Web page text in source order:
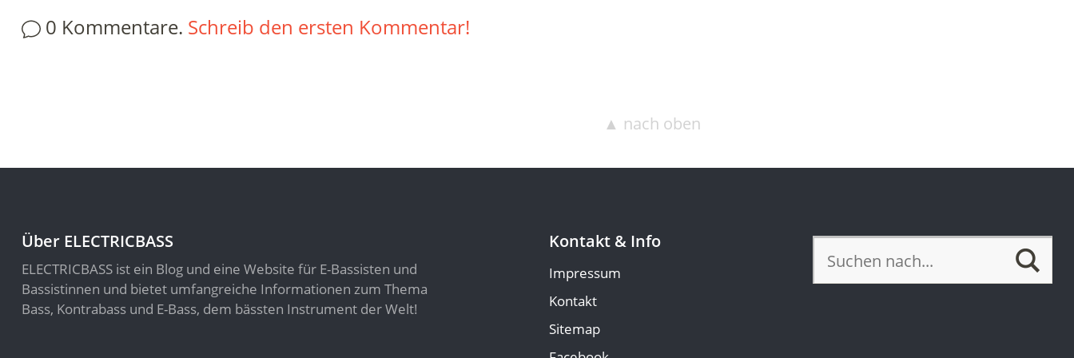
0 Kommentare. Schreib den ersten Kommentar!
▲ nach oben
Über ELECTRICBASS
ELECTRICBASS ist ein Blog und eine Website für E-Bassisten und
Bassistinnen und bietet umfangreiche Informationen zum Thema
Bass, Kontrabass und E-Bass, dem bässten Instrument der Welt!
Kontakt & Info
Impressum
Kontakt
Sitemap